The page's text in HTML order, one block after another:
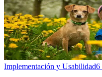
Implementación y Usabilidad6